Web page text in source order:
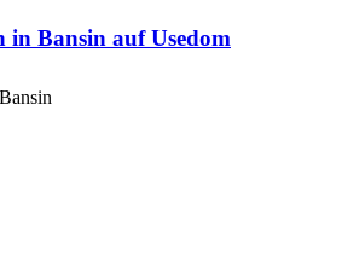
in Bansin auf Usedom